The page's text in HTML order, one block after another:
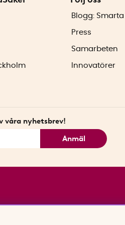
Blogg:
Press
Samarbeten
Innovatörer
våra nyhetsbrev!
Anmäl